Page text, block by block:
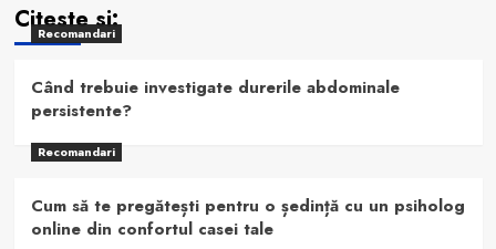
Citeste si:
Recomandari
Când trebuie investigate durerile abdominale
persistente?
Recomandari
Cum să te pregătești pentru o ședință cu un psiholog
online din confortul casei tale